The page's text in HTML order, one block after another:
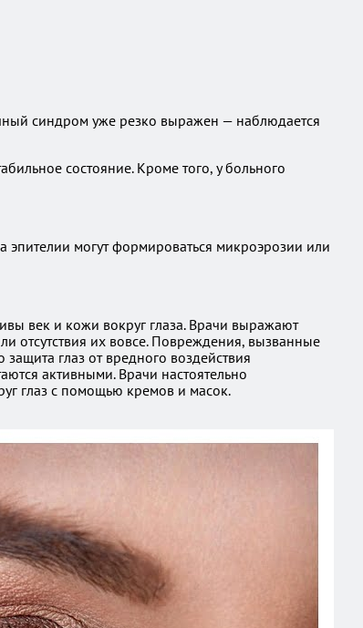
синдром уже резко выражен — наблюдается
состояние. Кроме того, у больного
эпителии могут формироваться микроэрозии или
век и кожи вокруг глаза. Врачи выражают
отсутствия их вовсе. Повреждения, вызванные
глаз от вредного воздействия
активными. Врачи настоятельно
глаз с помощью кремов и масок.